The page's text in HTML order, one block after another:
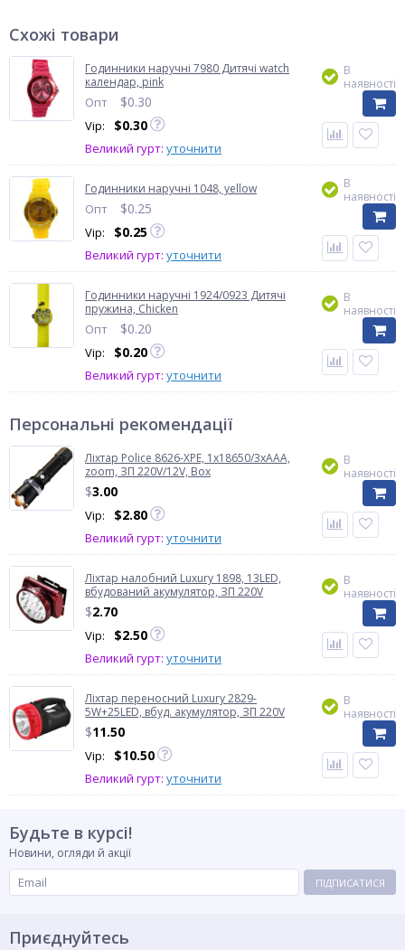
Схожі товари
Годинники наручні 7980 Дитячі watch
календар, pink
Опт $0.30
Vip: $0.30
Великий гурт: уточнити
В
наявності
Годинники наручні 1048, yellow
Опт $0.25
Vip: $0.25
Великий гурт: уточнити
В
наявності
Годинники наручні 1924/0923 Дитячі
пружина, Chicken
Опт $0.20
Vip: $0.20
Великий гурт: уточнити
В
наявності
Персональні рекомендації
Ліхтар Police 8626-XPE, 1х18650/3xAAA,
zoom, ЗП 220V/12V, Box
$3.00
Vip: $2.80
Великий гурт: уточнити
В
наявності
Ліхтар налобний Luxury 1898, 13LED,
вбудований акумулятор, ЗП 220V
$2.70
Vip: $2.50
Великий гурт: уточнити
В
наявності
Ліхтар переносний Luxury 2829-
5W+25LED, вбуд. акумулятор, ЗП 220V
$11.50
Vip: $10.50
Великий гурт: уточнити
В
наявності
Будьте в курсі!
Новини, огляди й акції
ПІДПИСАТИСЯ
Приєднуйтесь